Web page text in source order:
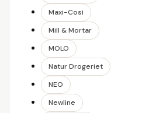
Maxi-Cosi
Mill & Mortar
MOLO
Natur Drogeriet
NEO
Newline